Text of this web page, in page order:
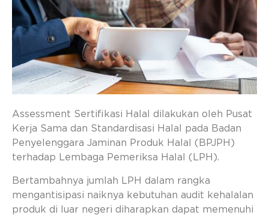
Assessment Sertifikasi Halal dilakukan oleh Pusat
Kerja Sama dan Standardisasi Halal pada Badan
Penyelenggara Jaminan Produk Halal (BPJPH)
terhadap Lembaga Pemeriksa Halal (LPH).
Bertambahnya jumlah LPH dalam rangka
mengantisipasi naiknya kebutuhan audit kehalalan
produk di luar negeri diharapkan dapat memenuhi